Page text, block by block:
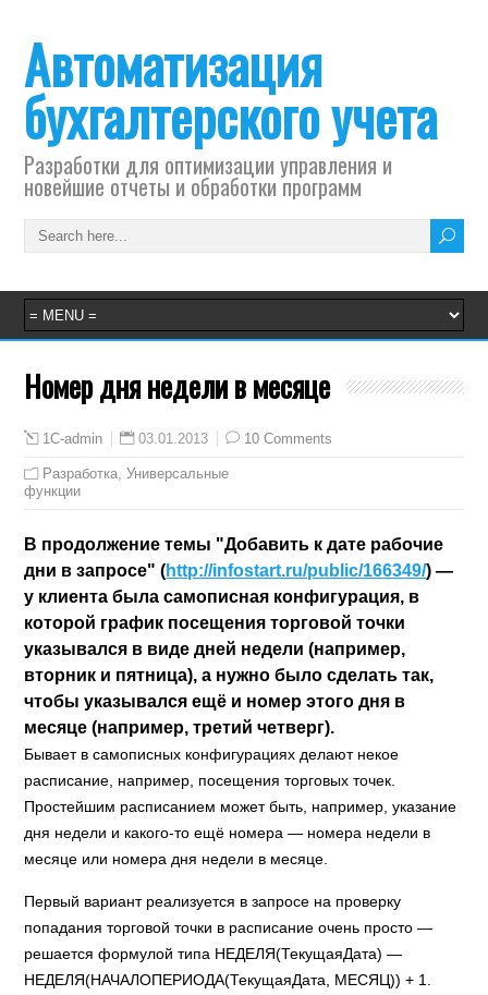
Автоматизация
бухгалтерского учета
Разработки для оптимизации управления и
новейшие отчеты и обработки программ
Номер дня недели в месяце
1C-admin 03.01.2013 10 Comments
Разработка,Универсальные
функции
В продолжение темы "Добавить к дате рабочие
дни в запросе" (http://infostart.ru/public/166349/) —
у клиента была самописная конфигурация, в
которой график посещения торговой точки
указывался в виде дней недели (например,
вторник и пятница), а нужно было сделать так,
чтобы указывался ещё и номер этого дня в
месяце (например, третий четверг).
Бывает в самописных конфигурациях делают некое
расписание, например, посещения торговых точек.
Простейшим расписанием может быть, например, указание
дня недели и какого-то ещё номера — номера недели в
месяце или номера дня недели в месяце.
Первый вариант реализуется в запросе на проверку
попадания торговой точки в расписание очень просто —
решается формулой типа НЕДЕЛЯ(ТекущаяДата) —
НЕДЕЛЯ(НАЧАЛОПЕРИОДА(ТекущаяДата, МЕСЯЦ)) + 1.